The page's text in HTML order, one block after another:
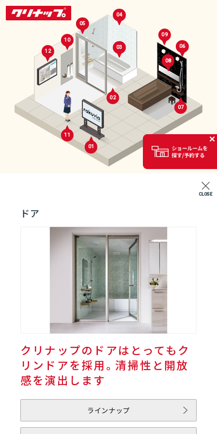
エントランス
バスルーム | rakuvia
rakuviaとは
フロア
浴槽
04 壁／天井
05 ドア
ドア
クリナップのドアはとってもク
リンドアを採用。清掃性と開放
感を演出します
ラインナップ
CLOSE
07
セレクトルーム
01
02
03
04
05
06
07
08
09
10
11
12